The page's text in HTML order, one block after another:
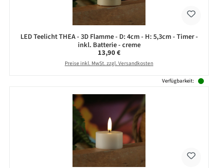
LED Teelicht THEA - 3D Flamme - D: 4cm - H: 5,3cm - Timer -
inkl. Batterie - creme
Regulärer Preis:
13,90 €
Preise inkl. MwSt. zzgl. Versandkosten
Verfügbarkeit: